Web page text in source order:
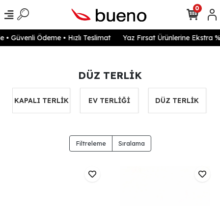
Güvenli Ödeme • Hızlı Teslimat Yaz Fırsat Ürünlerine Ekstra
0
DÜZ TERLİK
KAPALI TERLİK EV TERLİĞİ DÜZ TERLİK
Filtreleme Sıralama